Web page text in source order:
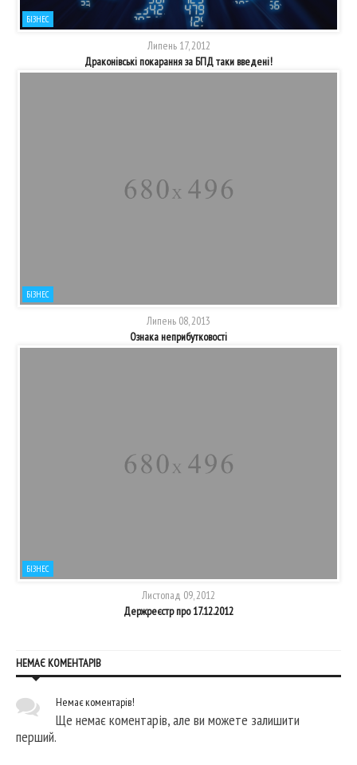
БІЗНЕС
Липень 17, 2012
Драконівські покарання за БПД таки введені!
БІЗНЕС
Липень 08, 2013
Ознака неприбутковості
БІЗНЕС
Листопад 09, 2012
Держреєстр про 17.12.2012
НЕМАЄ КОМЕНТАРІВ
Немає коментарів!
Ще немає коментарів, але ви можете залишити
перший.